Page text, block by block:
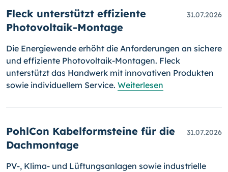
Fleck unterstützt effiziente
Photovoltaik-Montage
31.07.2026
Die Energiewende erhöht die Anforderungen an sichere
und effiziente Photovoltaik-Montagen. Fleck
unterstützt das Handwerk mit innovativen Produkten
sowie individuellem Service. Weiterlesen
PohlCon Kabelformsteine für die
Dachmontage
31.07.2026
PV-, Klima- und Lüftungsanlagen sowie industrielle